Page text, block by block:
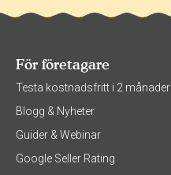
För företagare
Testa kostnadsfritt i 2 månader
Blogg & Nyheter
Guider & Webinar
Google Seller Rating